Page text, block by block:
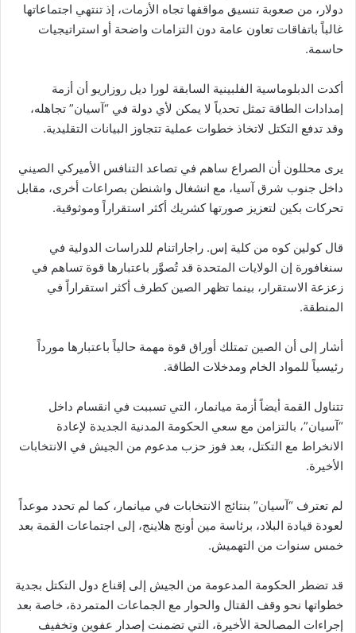
دولار، من صعوبة تنسيق مواقفها تجاه الأزمات، إذ تنتهي اجتماعاتها
غالباً باتفاقات تعاون عامة دون التزامات واضحة أو استراتيجيات
حاسمة.
أكدت الدبلوماسية الفلبينية السابقة لورا ديل روزاريو أن أزمة
إمدادات الطاقة تمثل تحدياً لا يمكن لأي دولة في “آسيان” تجاهله،
وقد تدفع التكتل لاتخاذ خطوات عملية تتجاوز البيانات التقليدية.
يرى محللون أن الصراع ساهم في تصاعد التنافس الأميركي الصيني
داخل جنوب شرق آسيا، مع انشغال واشنطن بصراعات أخرى، مقابل
تحركات بكين لتعزيز صورتها كشريك أكثر استقراراً وموثوقية.
قال كولين كوه من كلية إس. راجاراتنام للدراسات الدولية في
سنغافورة إن الولايات المتحدة قد تُصوَّر باعتبارها قوة تساهم في
زعزعة الاستقرار، بينما تظهر الصين كطرف أكثر استقراراً في
المنطقة.
أشار إلى أن الصين تمتلك أوراق قوة مهمة حالياً باعتبارها مورداً
رئيسياً للمواد الخام ومدخلات الطاقة.
تتناول القمة أيضاً أزمة ميانمار، التي تسببت في انقسام داخل
“آسيان”، بالتزامن مع سعي الحكومة المدنية الجديدة لإعادة
الانخراط مع التكتل، بعد فوز حزب مدعوم من الجيش في الانتخابات
الأخيرة.
لم تعترف “آسيان” بنتائج الانتخابات في ميانمار، كما لم تحدد موعداً
لعودة قيادة البلاد، برئاسة مين أونج هلاينج، إلى اجتماعات القمة بعد
خمس سنوات من التهميش.
قد تضطر الحكومة المدعومة من الجيش إلى إقناع دول التكتل بجدية
خطواتها نحو وقف القتال والحوار مع الجماعات المتمردة، خاصة بعد
إجراءات المصالحة الأخيرة، التي تضمنت إصدار عفوين وتخفيف